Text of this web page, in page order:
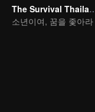
The Survival
소년이여, 꿈을 좇아라